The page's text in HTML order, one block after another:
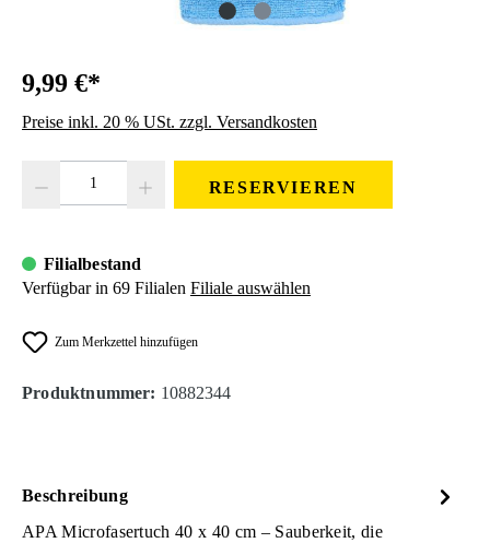
9,99 €*
Preise inkl. 20 % USt. zzgl. Versandkosten
RESERVIEREN
Filialbestand
Verfügbar in 69 Filialen Filiale auswählen
Zum Merkzettel hinzufügen
Produktnummer: 10882344
Beschreibung
APA Microfasertuch 40 x 40 cm – Sauberkeit, die